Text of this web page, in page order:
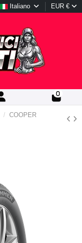
Italiano EUR €
0
COOPER